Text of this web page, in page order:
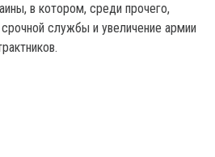
в котором, среди прочего,
службы и увеличение армии